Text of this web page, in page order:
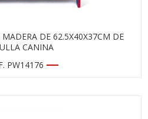
MADERA DE 62.5X40X37CM DE
CANINA
PW14176